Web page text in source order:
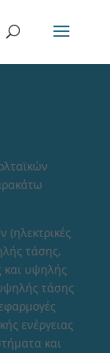
(ηλεκτρικές
τάσης,
και υψηλής
τάσης
ενέργειας
και